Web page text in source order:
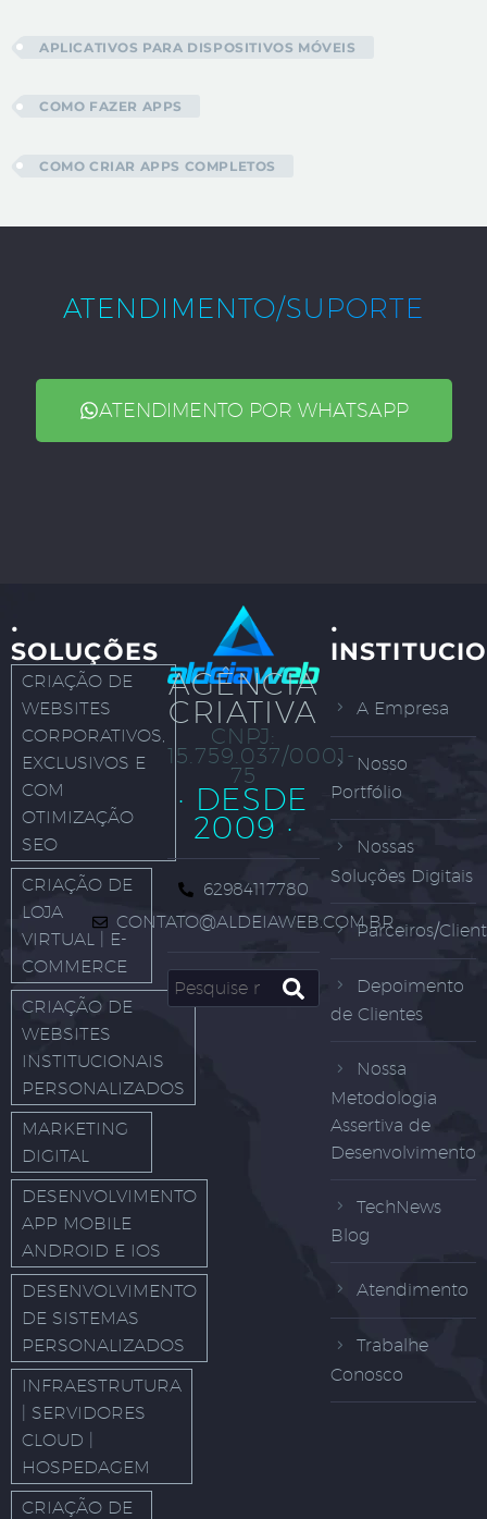
APLICATIVOS PARA DISPOSITIVOS MÓVEIS
COMO FAZER APPS
COMO CRIAR APPS COMPLETOS
ATENDIMENTO/SUPORTE
ATENDIMENTO POR WHATSAPP
·
SOLUÇÕES
CRIAÇÃO DE
WEBSITES
CORPORATIVOS,
EXCLUSIVOS E
COM
OTIMIZAÇÃO
SEO
CRIAÇÃO DE
LOJA
VIRTUAL | E-
COMMERCE
CRIAÇÃO DE
WEBSITES
INSTITUCIONAIS
PERSONALIZADOS
MARKETING
DIGITAL
DESENVOLVIMENTO
APP MOBILE
ANDROID E IOS
DESENVOLVIMENTO
DE SISTEMAS
PERSONALIZADOS
INFRAESTRUTURA
| SERVIDORES
CLOUD |
HOSPEDAGEM
CRIAÇÃO DE
AGÊNCIA
CRIATIVA
CNPJ:
15.759.037/0001-
75
· DESDE
2009 ·
62984117780
CONTATO@ALDEIAWEB.COM.BR
·
A Empresa
Nosso
Portfólio
Nossas
Soluções Digitais
Parceiros/
Depoimento
de Clientes
Nossa
Metodologia
Assertiva de
Desenvolvimento
TechNews
Blog
Atendimento
Trabalhe
Conosco